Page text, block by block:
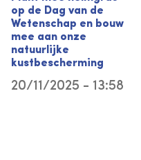
op de Dag van de
Wetenschap en bouw
mee aan onze
natuurlijke
kustbescherming
20/11/2025 - 13:58